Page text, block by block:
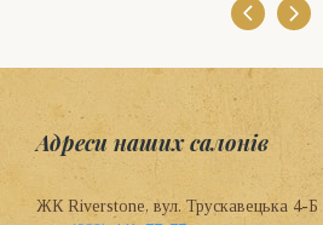
Адреси наших салонів
ЖК Riverstone, вул. Трускавецька 4-Б